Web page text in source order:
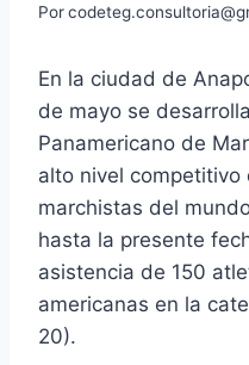
Por
En la ciudad de
de mayo se
Panamericano de
alto nivel competitivo
marchistas del
hasta la presente
asistencia de 150
americanas en la
20).